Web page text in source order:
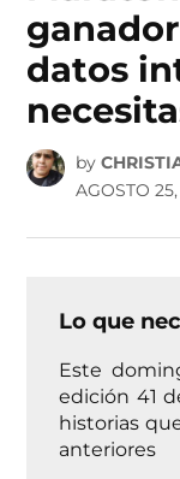
datos
by
AGOSTO
Lo que
Este
edición 41
historias
anteriores